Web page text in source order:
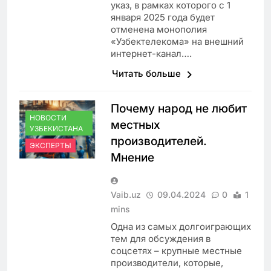
указ, в рамках которого с 1
января 2025 года будет
отменена монополия
«Узбектелекома» на внешний
интернет-канал….
Читать больше
НОВОСТИ
УЗБЕКИСТАНА
ЭКСПЕРТЫ
Почему народ не любит
местных
производителей.
Мнение
Vaib.uz 09.04.2024 0
1
mins
Одна из самых долгоиграющих
тем для обсуждения в
соцсетях – крупные местные
производители, которые,